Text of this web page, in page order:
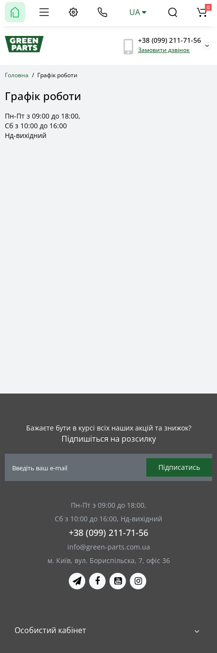
+38 (099) 211-71-56
Замовити дзвінок
UA 0
Головна Графік роботи
Графік роботи
Пн-Пт з 09:00 до 18:00,
Сб з 10:00 до 16:00
Нд-вихідний
Бажаєте бути в курсі всіх наших акцій та знижок?
Підпишіться на розсилку
Підписатись
Пн-Пт з 09:00 до 18:00,
Сб з 10:00 до 16:00, Нд-вихідний
+38 (099) 211-71-56
info@green-parts.com.ua
м. Київ, вул. Бориспільска, 7, офіс 36
Особистий кабінет